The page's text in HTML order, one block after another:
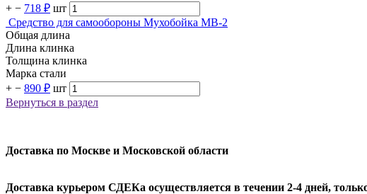
+ − 718 ₽ шт
Средство для самообороны Мухобойка MB-2
Общая длина
Длина клинка
Толщина клинка
Марка стали
+ − 890 ₽ шт
Вернуться в раздел
Доставка по Москве и Московской области
Доставка курьером СДЕКа осуществляется в течении 2-4 дней,